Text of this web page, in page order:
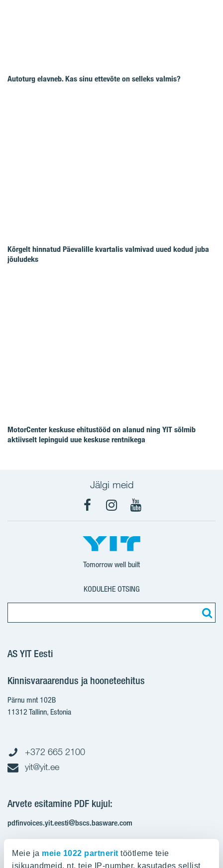
Meie ja meie 1022 partnerit töötleme teie
isikuandmeid, nt. teie IP-number, kasutades sellist
Autoturg elavneb. Kas sinu ettevõte on selleks valmis?
Kõrgelt hinnatud Päevalille kvartalis valmivad uued kodud juba
jõuludeks
MotorCenter keskuse ehitustööd on alanud ning YIT sõlmib
aktiivselt lepinguid uue keskuse rentnikega
Jälgi meid
FacebookInstagram
YouTube
Tomorrow well built
KODULEHE OTSING
AS YIT Eesti
Kinnisvaraarendus ja hooneteehitus
Pärnu mnt 102B
11312 Tallinn, Estonia
+372 665 2100
yit@yit.ee
Arvete esitamine PDF kujul:
pdfinvoices.yit.eesti@bscs.basware.com
KMKR: EE100210897